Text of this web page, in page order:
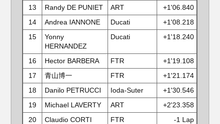
13 Randy DE PUNIET ART
+1'06.840
14
Andrea IANNONE Ducati
+1'08.218
15
Yonny
HERNANDEZ
Ducati +1'18.240
16 Hector BARBERA FTR
+1'19.108
17
青山博一 FTR
+1'21.174
18
Danilo PETRUCCI Ioda-Suter
+1'30.546
19
Michael LAVERTY ART
+2'23.358
20
Claudio CORTI
FTR
-1 Lap